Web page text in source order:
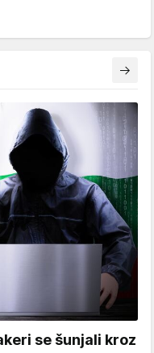
se šunjali kroz